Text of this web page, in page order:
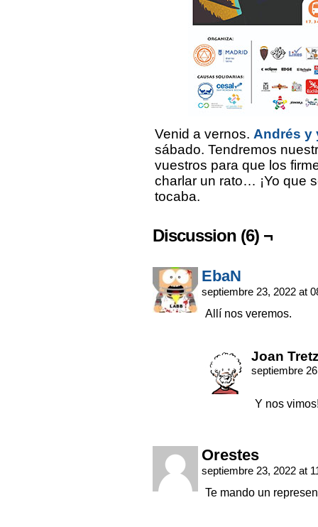
Venid a vernos. Andrés y
sábado. Tendremos
vuestros para que los
charlar un rato… ¡Yo que
tocaba.
Discussion (6) ¬
EbaN
septiembre 23, 2022 at
Allí nos veremos.
Joan
septiembre
Y nos
Orestes
septiembre 23, 2022 at
Te mando un